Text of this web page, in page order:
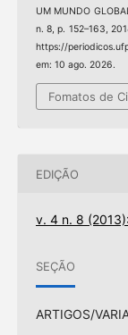
UM MUNDO
n. 8, p. 152–163,
https://
em: 10 ago. 2026.
Fomatos de
EDIÇÃO
v. 4 n. 8
SEÇÃO
ARTIGOS/